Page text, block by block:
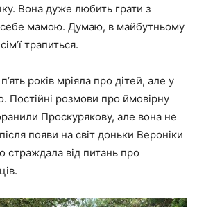
Вона дуже любить грати з
мамою. Думаю, в майбутньому
трапиться.
років мріяла про дітей, але у
Постійні розмови про ймовірну
Проскурякову, але вона не
появи на світ доньки Вероніки
страждала від питань про